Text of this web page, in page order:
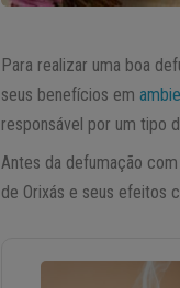
Para realizar uma boa
seus benefícios em
responsável por um tipo
Antes da defumação
de Orixás e seus efeitos